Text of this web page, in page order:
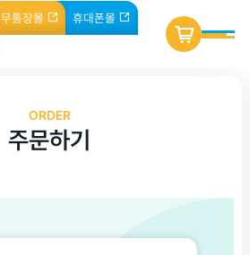
무통장몰 휴대폰몰
ORDER
주문하기